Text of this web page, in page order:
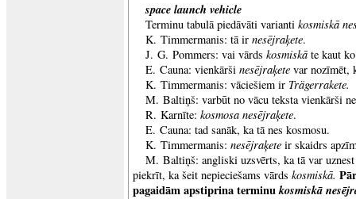
space launch vehicle
Terminu tabulā piedāvāti varianti kosmiskā
K. Timmermanis: tā ir nesējraķete.
J. G. Pommers: vai vārds kosmiskāte kaut
E. Cauna: vienkārši nesējraķete var nozīmēt,
K. Timmermanis: vāciešiem ir Trägerrakete.
M. Baltiņš: varbūt no vācu teksta vienkārši
R. Karnīte: kosmosa nesējraķete.
E. Cauna: tad sanāk, ka tā nes kosmosu.
K. Timmermanis: nesējraķete ir skaidrs
M. Baltiņš: angliski uzsvērts, ka tā var
piekrīt, ka šeit nepieciešams vārds kosmiskā.
pagaidām apstiprina terminukosmiskā